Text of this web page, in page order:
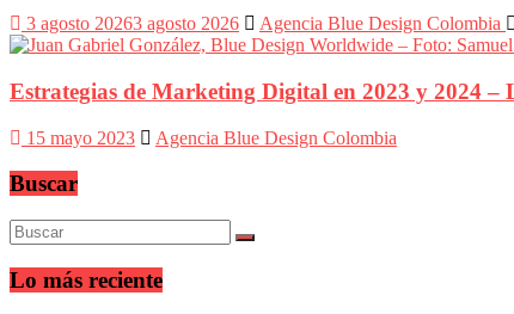
Creatividad,
SEO,
Free
RRPP,
Spots,
Comerciales,
Periodismo,
Revistas,
Magazines
ATL,
3 agosto 20263 agosto 2026 Agencia Blue Design Colombia
Estrategias de Marketing Digital en 2023 y 2024 –
15 mayo 2023 Agencia Blue Design Colombia
Buscar
Lo más reciente